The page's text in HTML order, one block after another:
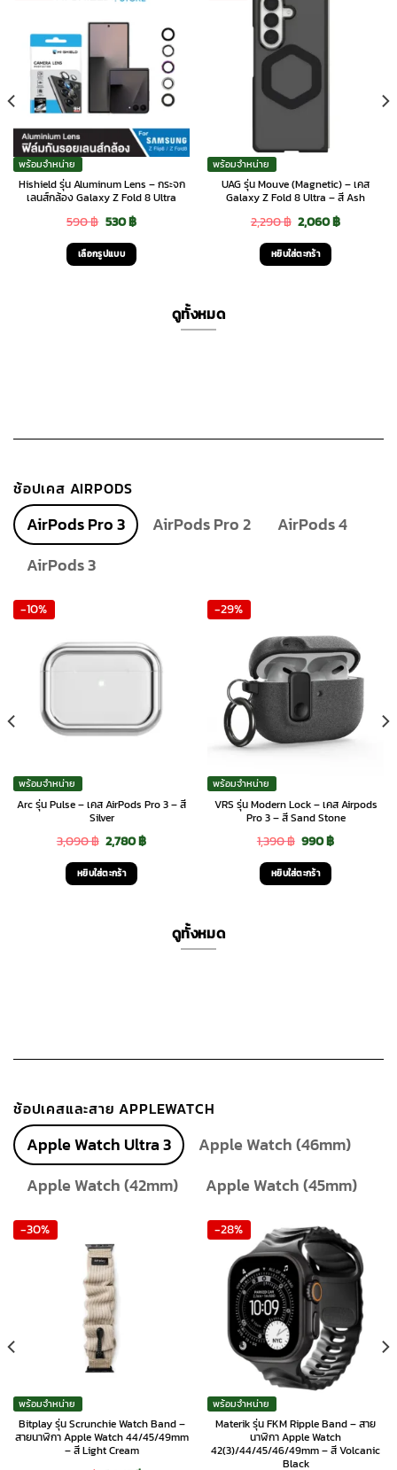
พร้อมจำหน่าย
Hishield รุ่น Aluminum Lens – กระจก
เลนส์กล้อง Galaxy Z Fold 8 Ultra
590฿ Original
price
was:
530฿Current
price
เลือกรูปแบบ
be
the
product
page
พร้อมจำหน่าย
UAG รุ่น Mouve (Magnetic) – เคส
Galaxy Z Fold 8 Ultra – สี Ash
2,290฿ Original
price
was:
2,060฿Current
หยิบใส่ตะกร้า
ดูทั้งหมด
ช้อปเคส AIRPODS
AirPods Pro 3 AirPods Pro 2
AirPods 4
AirPods 3
-10%
พร้อมจำหน่าย
Arc รุ่น Pulse – เคส AirPods Pro 3 – สี
Silver
3,090฿ Original
price
was:
2,780฿Current
หยิบใส่ตะกร้า
-29%
พร้อมจำหน่าย
VRS รุ่น Modern Lock – เคส Airpods
Pro 3 – สี Sand Stone
1,390฿ Original
price
was:
990฿Current
หยิบใส่ตะกร้า
ดูทั้งหมด
ช้อปเคสและสาย APPLEWATCH
Apple Watch Ultra 3
Apple Watch (46mm)
Apple Watch (42mm)
Apple Watch (45mm)
-30%
พร้อมจำหน่าย
Bitplay รุ่น Scrunchie Watch Band –
สายนาฬิกา Apple Watch 44/45/49mm
– สี Light Cream
-28%
พร้อมจำหน่าย
Materik รุ่น FKM Ripple Band – สาย
นาฬิกา Apple Watch
42(3)/44/45/46/49mm – สี Volcanic
Black